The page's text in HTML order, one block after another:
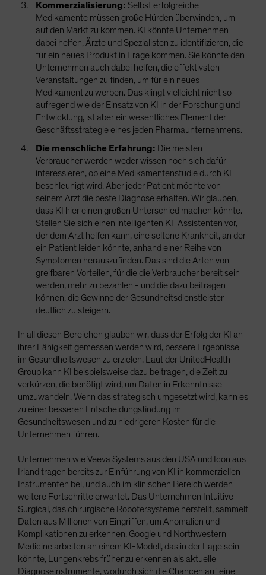
Kommerzialisierung: Selbst erfolgreiche
Medikamente müssen große Hürden überwinden, um
auf den Markt zu kommen. KI könnte Unternehmen
dabei helfen, Ärzte und Spezialisten zu identifizieren, die
für ein neues Produkt in Frage kommen. Sie könnte den
Unternehmen auch dabei helfen, die effektivsten
Veranstaltungen zu finden, um für ein neues
Medikament zu werben. Das klingt vielleicht nicht so
aufregend wie der Einsatz von KI in der Forschung und
Entwicklung, ist aber ein wesentliches Element der
Geschäftsstrategie eines jeden Pharmaunternehmens.
Die menschliche Erfahrung: Die meisten
Verbraucher werden weder wissen noch sich dafür
interessieren, ob eine Medikamentenstudie durch KI
beschleunigt wird. Aber jeder Patient möchte von
seinem Arzt die beste Diagnose erhalten. Wir glauben,
dass KI hier einen großen Unterschied machen könnte.
Stellen Sie sich einen intelligenten KI-Assistenten vor,
der dem Arzt helfen kann, eine seltene Krankheit, an der
ein Patient leiden könnte, anhand einer Reihe von
Symptomen herauszufinden. Das sind die Arten von
greifbaren Vorteilen, für die die Verbraucher bereit sein
werden, mehr zu bezahlen - und die dazu beitragen
können, die Gewinne der Gesundheitsdienstleister
deutlich zu steigern.
In all diesen Bereichen glauben wir, dass der Erfolg der KI an
ihrer Fähigkeit gemessen werden wird, bessere Ergebnisse
im Gesundheitswesen zu erzielen. Laut der UnitedHealth
Group kann KI beispielsweise dazu beitragen, die Zeit zu
verkürzen, die benötigt wird, um Daten in Erkenntnisse
umzuwandeln. Wenn das strategisch umgesetzt wird, kann es
zu einer besseren Entscheidungsfindung im
Gesundheitswesen und zu niedrigeren Kosten für die
Unternehmen führen.
Unternehmen wie Veeva Systems aus den USA und Icon aus
Irland tragen bereits zur Einführung von KI in kommerziellen
Instrumenten bei, und auch im klinischen Bereich werden
weitere Fortschritte erwartet. Das Unternehmen Intuitive
Surgical, das chirurgische Robotersysteme herstellt, sammelt
Daten aus Millionen von Eingriffen, um Anomalien und
Komplikationen zu erkennen. Google und Northwestern
Medicine arbeiten an einem KI-Modell, das in der Lage sein
könnte, Lungenkrebs früher zu erkennen als aktuelle
Diagnoseinstrumente, wodurch sich die Chancen auf eine